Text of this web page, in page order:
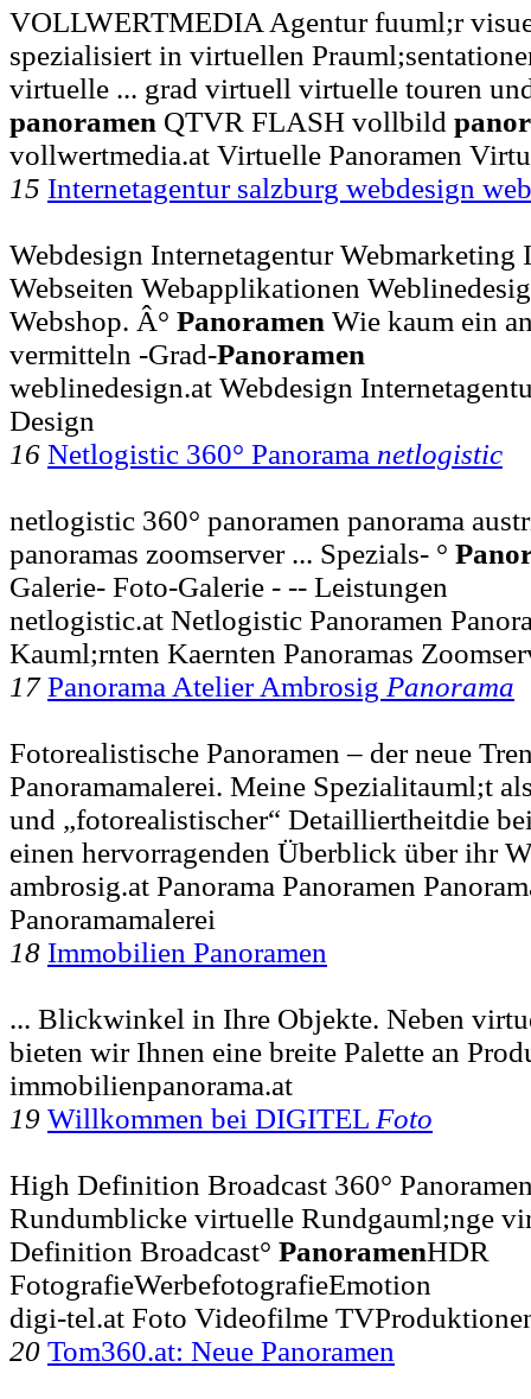
VOLLWERTMEDIA Agentur fuuml;r
spezialisiert in virtuellen
virtuelle ... grad virtuell virtuelle touren
panoramen QTVR FLASH vollbild
vollwertmedia.at Virtuelle Panoramen
15 Internetagentur salzburg webdesign
Webdesign Internetagentur Webmarketing
Webseiten Webapplikationen
Webshop. Â° Panoramen Wie kaum ein
vermitteln -Grad-Panoramen
weblinedesign.at Webdesign
Design
16 Netlogistic 360° Panorama netlogistic
netlogistic 360° panoramen panorama
panoramas zoomserver ... Spezials- °
Galerie- Foto-Galerie - -- Leistungen
netlogistic.at Netlogistic Panoramen
Kauml;rnten Kaernten Panoramas
17 Panorama Atelier Ambrosig Panorama
Fotorealistische Panoramen – der neue
Panoramamalerei. Meine Spezialitauml;t
und „fotorealistischer“ Detailliertheitdie
einen hervorragenden Überblick über ihr
ambrosig.at Panorama Panoramen
Panoramamalerei
18 Immobilien Panoramen
... Blickwinkel in Ihre Objekte. Neben
bieten wir Ihnen eine breite Palette an
immobilienpanorama.at
19 Willkommen bei DIGITEL Foto
High Definition Broadcast 360°
Rundumblicke virtuelle Rundgauml;nge
Definition Broadcast° PanoramenHDR
FotografieWerbefotografieEmotion
digi-tel.at Foto Videofilme
20 Tom360.at: Neue Panoramen